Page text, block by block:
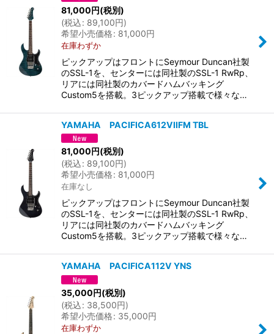
81,000円(税別)
(税込: 89,100円)
希望小売価格: 81,000円
在庫わずか
ピックアップはフロントにSeymour Duncan社製
のSSL-1を、センターには同社製のSSL-1 RwRp、
リアには同社製のカバードハムバッキング
Custom5を搭載。3ピックアップ搭載で様々な…
YAMAHA PACIFICA612VIIFM TBL
81,000円(税別)
(税込: 89,100円)
希望小売価格: 81,000円
在庫なし
ピックアップはフロントにSeymour Duncan社製
のSSL-1を、センターには同社製のSSL-1 RwRp、
リアには同社製のカバードハムバッキング
Custom5を搭載。3ピックアップ搭載で様々な…
YAMAHA PACIFICA112V YNS
35,000円(税別)
(税込: 38,500円)
希望小売価格: 35,000円
在庫わずか